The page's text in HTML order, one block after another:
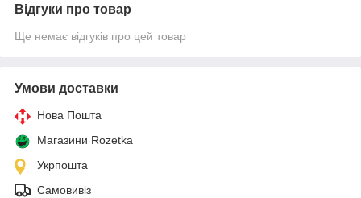
Відгуки про товар
Ще немає відгуків про цей товар
Умови доставки
Нова Пошта
Магазини Rozetka
Укрпошта
Самовивіз